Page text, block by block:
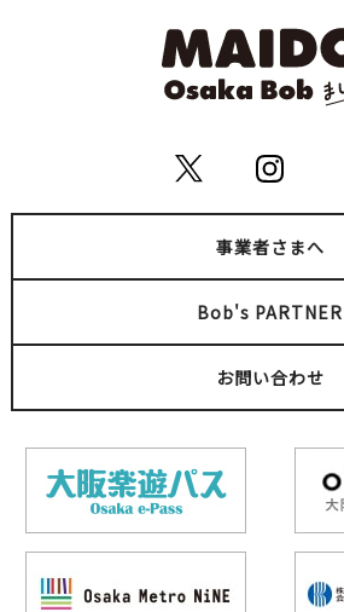
事業者さまへ
Bob's PARTNER
お問い合わせ